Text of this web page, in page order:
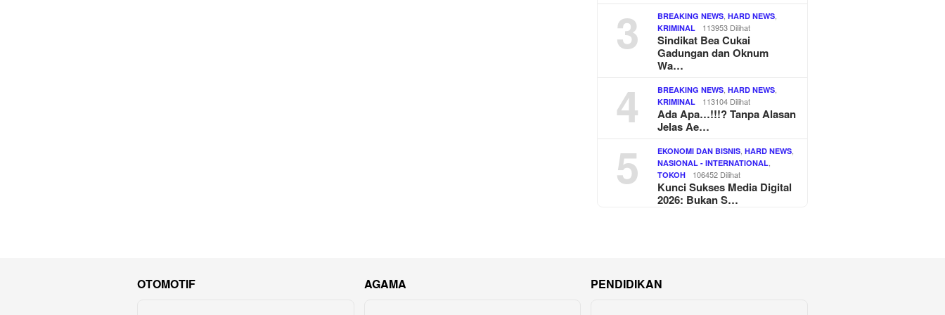
3
BREAKING NEWS,HARD NEWS,
KRIMINAL 113953 Dilihat
Sindikat Bea Cukai
Gadungan dan Oknum
Wa…
4 BREAKING NEWS,HARD NEWS,
KRIMINAL 113104 Dilihat
Ada Apa…!!!? Tanpa Alasan
Jelas Ae…
5 EKONOMI DAN BISNIS,HARD NEWS,
NASIONAL - INTERNATIONAL,
TOKOH 106452 Dilihat
Kunci Sukses Media Digital
2026: Bukan S…
OTOMOTIF AGAMA PENDIDIKAN